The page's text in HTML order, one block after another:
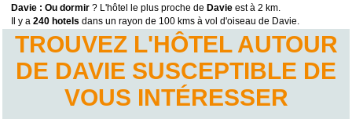
Davie : Ou dormir ? L'hôtel le plus proche de Davie est à 2 km.
Il y a240 hotels dans un rayon de 100 kms à vol d'oiseau de Davie.
TROUVEZ L'HÔTEL AUTOUR
DE DAVIE SUSCEPTIBLE DE
VOUS INTÉRESSER